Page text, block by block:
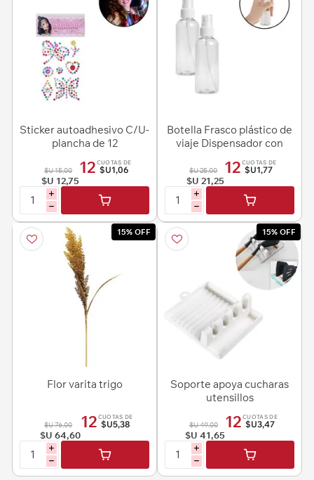
Sticker autoadhesivo C/U-
plancha de 12
$U 15,00
$U 12,75
12 CUOTAS DE
$U1,06
i
h
Botella Frasco plástico de
viaje Dispensador con
$U 25,00
$U 21,25
12 CUOTAS DE
$U1,77
i
h
15% OFF
Flor varita trigo
$U 76,00
$U 64,60
12 CUOTAS DE
$U5,38
i
h
15% OFF
Soporte apoya cucharas
utensillos
$U 49,00
$U 41,65
12 CUOTAS DE
$U3,47
i
h